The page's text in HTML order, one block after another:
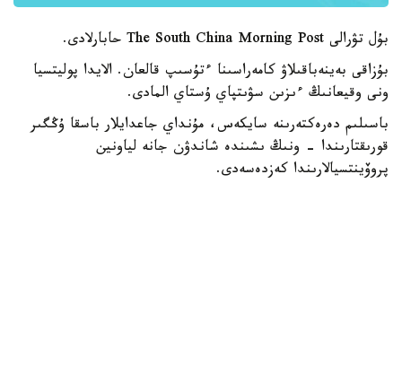
بۇل تۋرالى The South China Morning Post حابارلادى.
بۇزاقى بەينەباقىلاۋ كامەراسىنا ءتۇسىپ قالعان. الايدا پوليتسيا
ونى وقيعانىڭ ءىزىن سۋىتپاي ۇستاي المادى.
باسىلىم دەرەكتەرىنە سايكەس، مۇنداي جاعدايلار باسقا ۇڭگىر
قورىقتارىندا - ونىڭ ىشىندە شاندۋن جانە لياونين
پروۆينتسيالارىندا كەزدەسەدى.